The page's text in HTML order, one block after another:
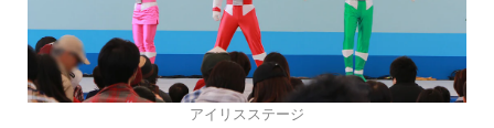
アイリスステージ